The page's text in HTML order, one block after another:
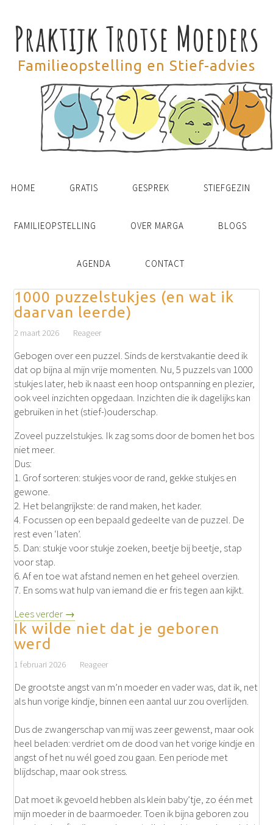
Praktijk Trotse Moeders
Familieopstelling en Stief-advies
HOME GRATIS GESPREK STIEFGEZIN
FAMILIEOPSTELLING OVER MARGA BLOGS
AGENDA CONTACT
1000 puzzelstukjes (en wat ik
daarvan leerde)
2 maart 2026 Reageer
Gebogen over een puzzel. Sinds de kerstvakantie deed ik
dat op bijna al mijn vrije momenten. Nu, 5 puzzels van 1000
stukjes later, heb ik naast een hoop ontspanning en plezier,
ook veel inzichten opgedaan. Inzichten die ik dagelijks kan
gebruiken in het (stief-)ouderschap.
Zoveel puzzelstukjes. Ik zag soms door de bomen het bos
niet meer.
Dus:
1. Grof sorteren: stukjes voor de rand, gekke stukjes en
gewone.
2. Het belangrijkste: de rand maken, het kader.
4. Focussen op een bepaald gedeelte van de puzzel. De
rest even ‘laten’.
5. Dan: stukje voor stukje zoeken, beetje bij beetje, stap
voor stap.
6. Af en toe wat afstand nemen en het geheel overzien.
7. En soms wat hulp van iemand die er fris tegen aan kijkt.
Lees verder →
Ik wilde niet dat je geboren
werd
1 februari 2026 Reageer
De grootste angst van m’n moeder en vader was, dat ik, net
als hun vorige kindje, binnen een aantal uur zou overlijden.
Dus de zwangerschap van mij was zeer gewenst, maar ook
heel beladen: verdriet om de dood van het vorige kindje en
angst of het nu wél goed zou gaan. Een periode met
blijdschap, maar ook stress.
Dat moet ik gevoeld hebben als klein baby’tje, zo één met
mijn moeder in de baarmoeder. Toen ik bijna geboren zou